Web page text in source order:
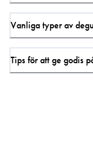
Vanliga typer av
Tips för att ge godis